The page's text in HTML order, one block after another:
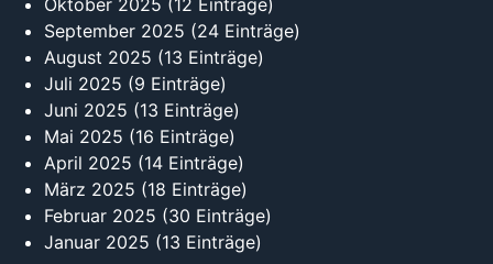
Oktober 2025 (12 Einträge)
September 2025 (24 Einträge)
August 2025 (13 Einträge)
Juli 2025 (9 Einträge)
Juni 2025 (13 Einträge)
Mai 2025 (16 Einträge)
April 2025 (14 Einträge)
März 2025 (18 Einträge)
Februar 2025 (30 Einträge)
Januar 2025 (13 Einträge)